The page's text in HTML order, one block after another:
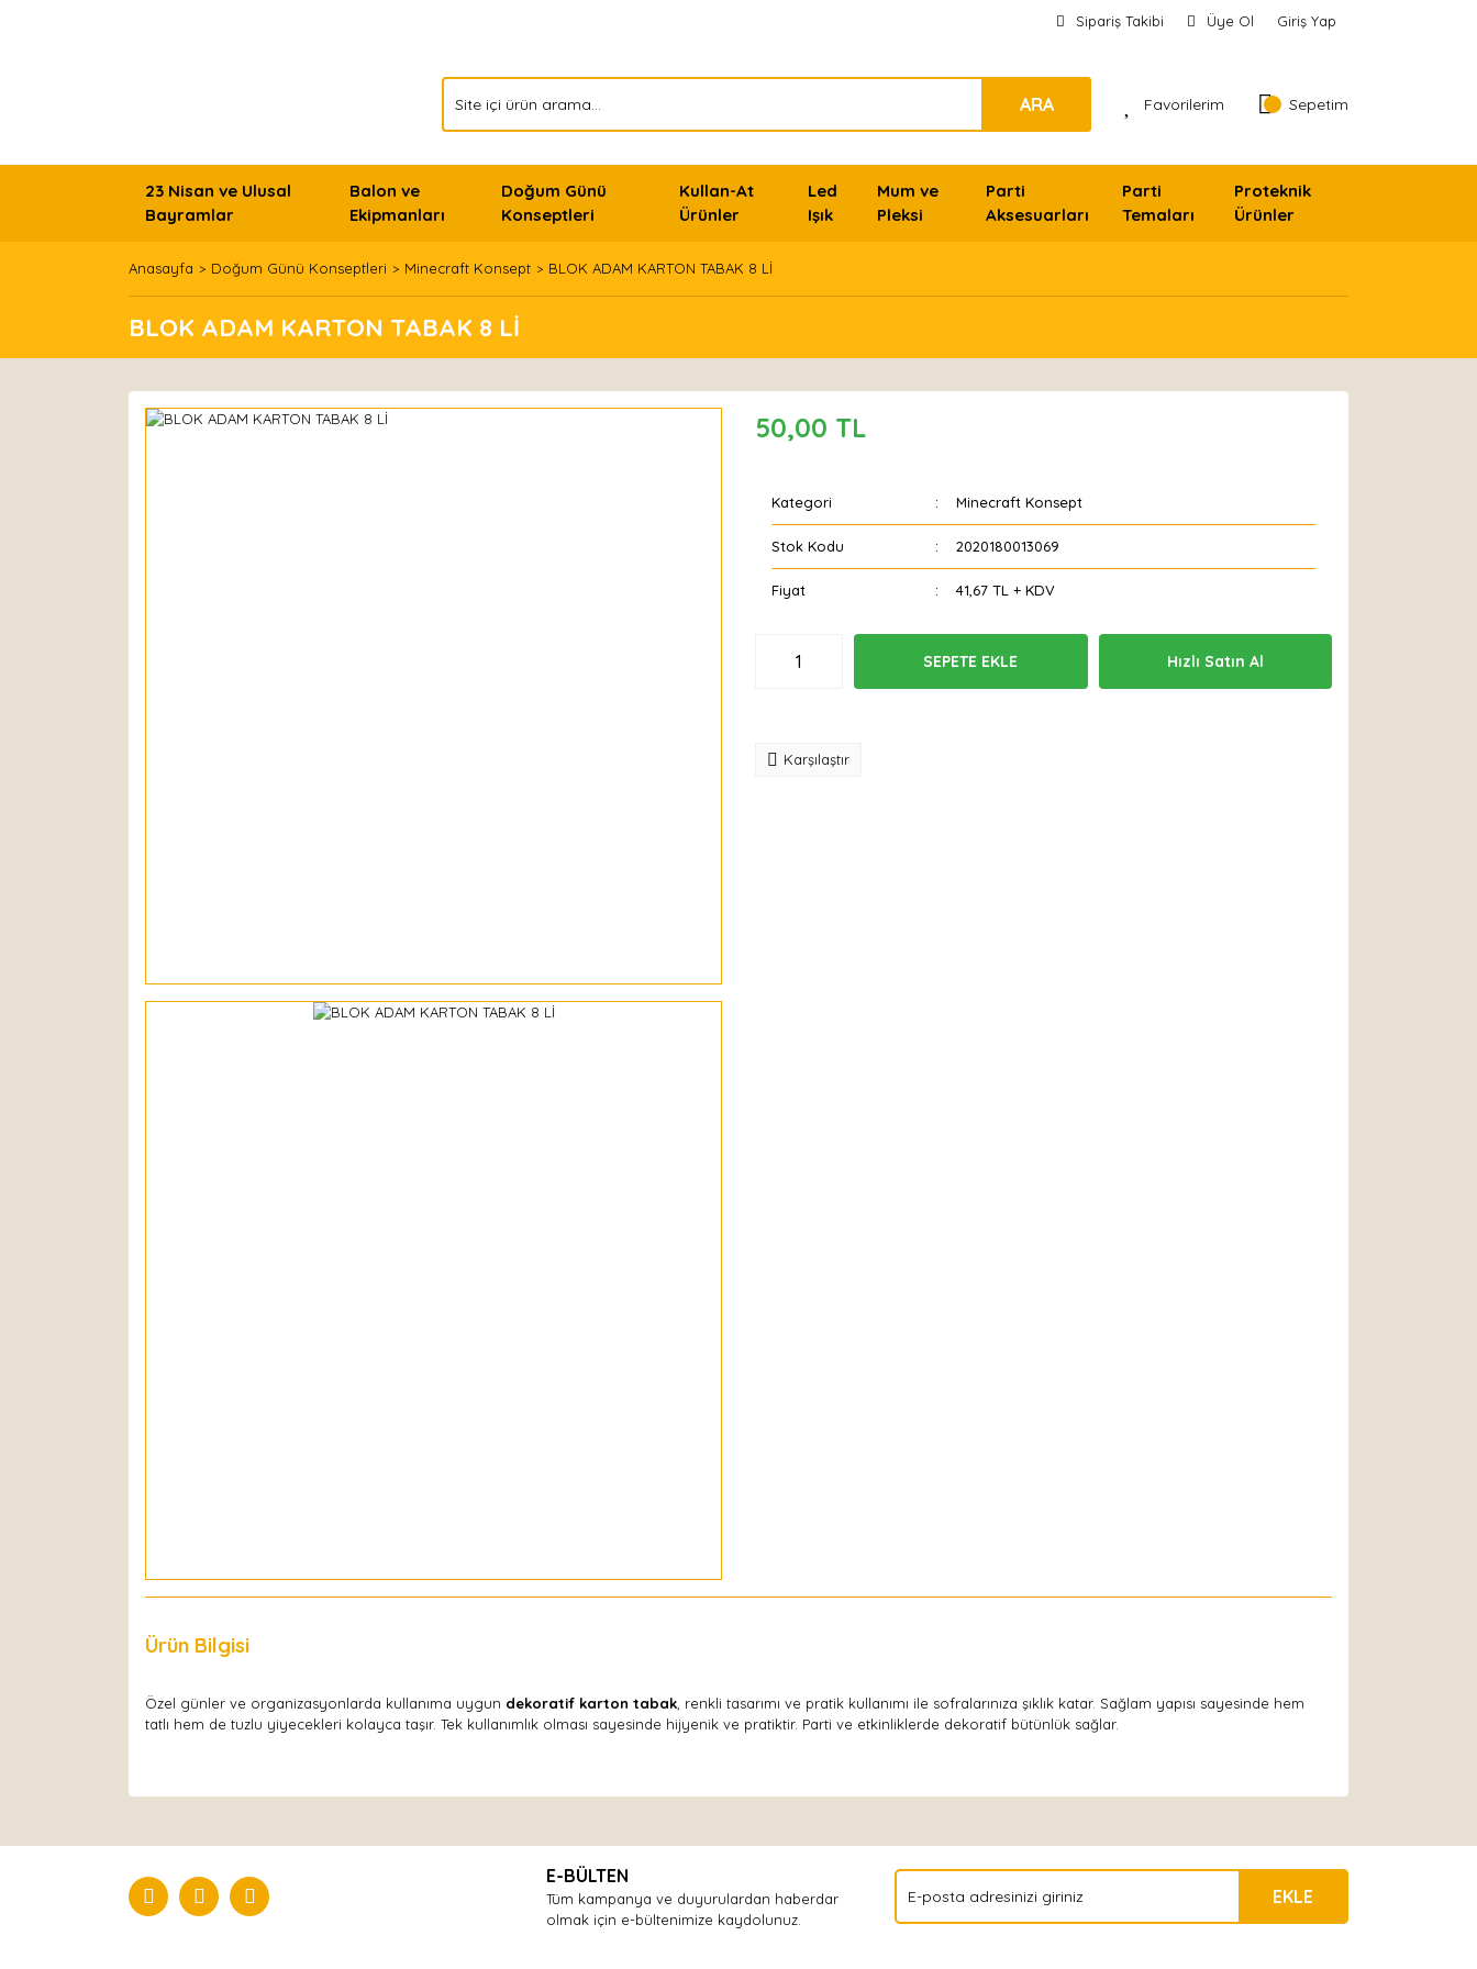
Sipariş Takibi Üye Ol Giriş Yap
ARA Favorilerim Sepetim
23 Nisan ve Ulusal
Bayramlar
Balon ve
Ekipmanları
Doğum Günü
Konseptleri
Kullan-At
Ürünler
Led
Işık
Mum ve
Pleksi
Parti
Aksesuarları
Parti
Temaları
Proteknik
Ürünler
Anasayfa Doğum Günü Konseptleri Minecraft Konsept BLOK ADAM KARTON TABAK 8 Lİ
BLOK ADAM KARTON TABAK 8 Lİ
50,00 TL
Kategori Minecraft Konsept
Stok Kodu 2020180013069
Fiyat 41,67 TL + KDV
SEPETE EKLE Hızlı Satın Al
Karşılaştır
Ürün Bilgisi
Özel günler ve organizasyonlarda kullanıma uygun dekoratif karton tabak , renkli tasarımı ve pratik kullanımı ile sofralarınıza şıklık katar. Sağlam yapısı sayesinde hem
tatlı hem de tuzlu yiyecekleri kolayca taşır. Tek kullanımlık olması sayesinde hijyenik ve pratiktir. Parti ve etkinliklerde dekoratif bütünlük sağlar.
Yorum Yaz
E-BÜLTEN
Tüm kampanya ve duyurulardan haberdar
olmak için e-bültenimize kaydolunuz.
EKLE